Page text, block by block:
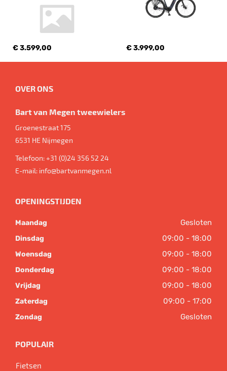
€ 3.599,00 € 3.999,00
OVER ONS
Bart van Megen tweewielers
Groenestraat 175
6531 HE Nijmegen
Telefoon:+31 (0)24 356 52 24
E-mail: info@bartvanmegen.nl
OPENINGSTIJDEN
Maandag Gesloten
Dinsdag 09:00 - 18:00
Woensdag 09:00 - 18:00
Donderdag 09:00 - 18:00
Vrijdag 09:00 - 18:00
Zaterdag 09:00 - 17:00
Zondag Gesloten
POPULAIR
Fietsen